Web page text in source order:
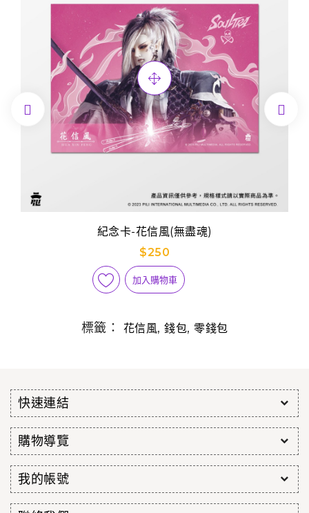
紀念卡-花信風(無盡魂)
$250
加入購物車
 
標籤： 花信風, 錢包, 零錢包
快速連結
購物導覽
我的帳號